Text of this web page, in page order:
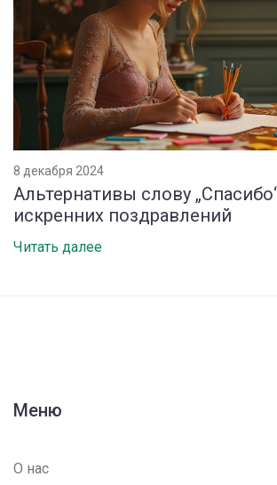
8 декабря 2024
Альтернативы слову
искренних поздравлений
Читать далее
Меню
О нас